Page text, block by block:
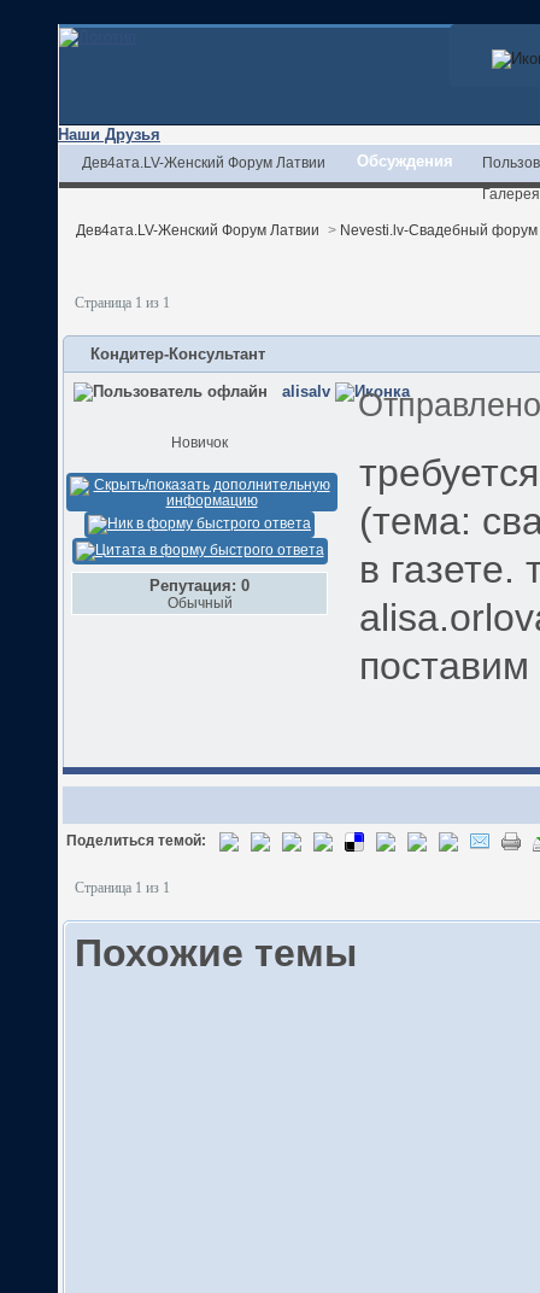
Наши Друзья
Дев4ата.LV-Женский Форум Латвии Обсуждения
Галерея
Дев4ата.LV-Женский Форум Латвии > Nevesti.lv-Свадебный форум
Страница 1 из 1
Кондитер-Консультант
alisalv
Новичок
Репутация: 0
Обычный
(тема:
в газете.
Поделиться темой:
Страница 1 из 1
Похожие темы